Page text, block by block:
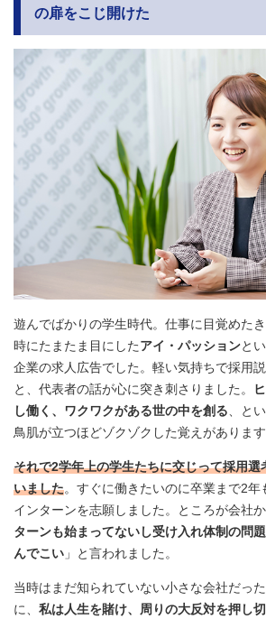
の扉をこじ開けた
遊んでばかりの学生時代。仕事に目覚めた
時にたまたま目にしたアイ・パッションと
企業の求人広告でした。軽い気持ちで採用
と、代表者の話が心に突き刺さりました。
し働く、ワクワクがある世の中を創る 、と
鳥肌が立つほどゾクゾクした覚えがあります
それで2学年上の学生たちに交じって採用選
いました。すぐに働きたいのに卒業まで2
インターンを志願しました。ところが会社
ターンも始まってないし受け入れ体制の問
んでこい 」と言われました。
当時はまだ知られていない小さな会社だっ
に、 私は人生を賭け、周りの大反対を押し